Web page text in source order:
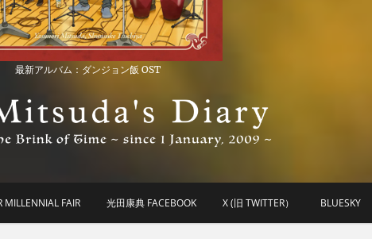
最新アルバム：ダンジョン飯 OST
Diary
MILLENNIAL FAIR 光田康典 FACEBOOK X (旧 TWITTER） BLUESKY